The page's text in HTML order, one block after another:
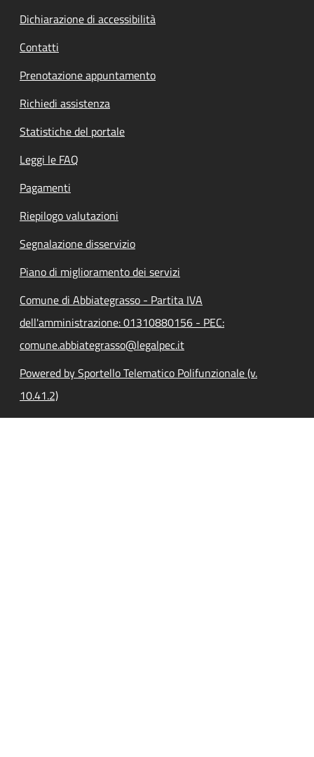
Dichiarazione di accessibilità
Contatti
Prenotazione appuntamento
Richiedi assistenza
Statistiche del portale
Leggi le FAQ
Pagamenti
Riepilogo valutazioni
Segnalazione disservizio
Piano di miglioramento dei servizi
Comune di Abbiategrasso - Partita IVA
dell'amministrazione: 01310880156 - PEC:
comune.abbiategrasso@legalpec.it
Powered by Sportello Telematico Polifunzionale (v.
10.41.2)